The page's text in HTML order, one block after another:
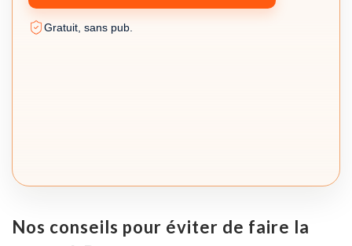
Gratuit, sans pub.
Nos conseils pour éviter de faire la